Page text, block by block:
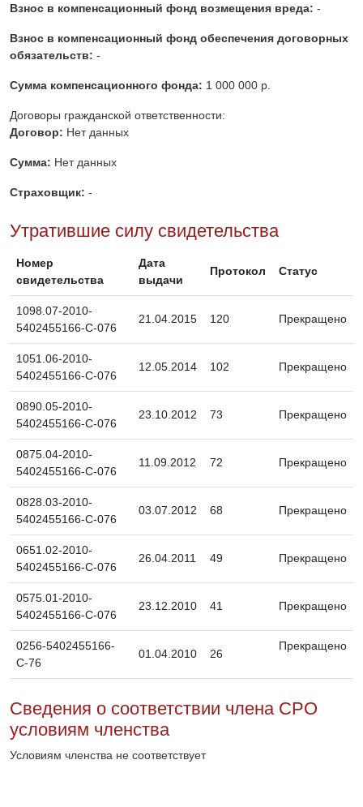
Взнос в компенсационный фонд возмещения вреда: -
Взнос в компенсационный фонд обеспечения договорных
обязательств: -
Сумма компенсационного фонда: 1 000 000 р.
Договоры гражданской ответственности:
Договор: Нет данных
Сумма: Нет данных
Страховщик: -
Утратившие силу свидетельства
Номер
свидетельства
Дата
выдачи
Протокол Статус
1098.07-2010-
5402455166-С-076
21.04.2015 120 Прекращено
1051.06-2010-
5402455166-С-076
12.05.2014 102 Прекращено
0890.05-2010-
5402455166-С-076
23.10.2012 73 Прекращено
0875.04-2010-
5402455166-С-076
11.09.2012 72 Прекращено
0828.03-2010-
5402455166-С-076
03.07.2012 68 Прекращено
0651.02-2010-
5402455166-С-076
26.04.2011 49 Прекращено
0575.01-2010-
5402455166-С-076
23.12.2010 41 Прекращено
0256-5402455166-
С-76
01.04.2010 26
Прекращено
Сведения о соответствии члена СРО
условиям членства
Условиям членства не соответствует